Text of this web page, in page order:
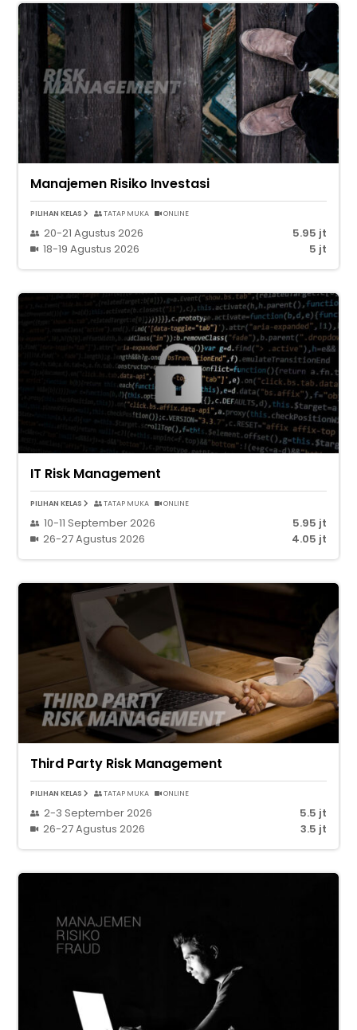
Manajemen Risiko Investasi
PILIHAN KELAS TATAP MUKA ONLINE
20-21 Agustus 2026
5.95 jt
18-19 Agustus 2026
5 jt
IT Risk Management
PILIHAN KELAS TATAP MUKA ONLINE
10-11 September 2026
5.95 jt
26-27 Agustus 2026
4.05 jt
Third Party Risk Management
PILIHAN KELAS TATAP MUKA ONLINE
2-3 September 2026
5.5 jt
26-27 Agustus 2026
3.5 jt